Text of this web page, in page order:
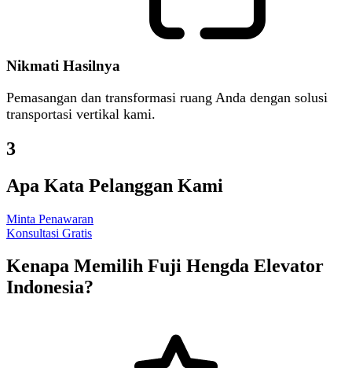
Nikmati Hasilnya
Pemasangan dan transformasi ruang Anda dengan solusi
transportasi vertikal kami.
3
Apa Kata Pelanggan Kami
Minta Penawaran
Konsultasi Gratis
Kenapa Memilih Fuji Hengda Elevator
Indonesia?